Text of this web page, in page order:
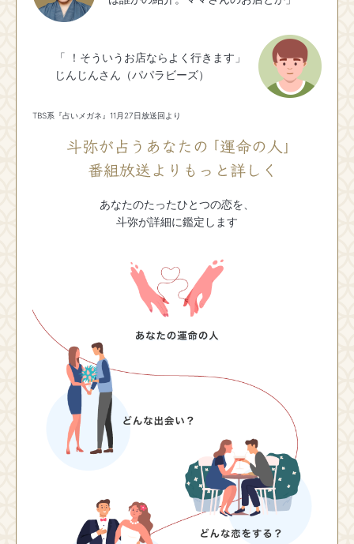
「 ！そういうお店ならよく行きます」
じんじんさん（パパラビーズ）
TBS系『占いメガネ』11月27日放送回より
あなたのたったひとつの恋を、
斗弥が詳細に鑑定します